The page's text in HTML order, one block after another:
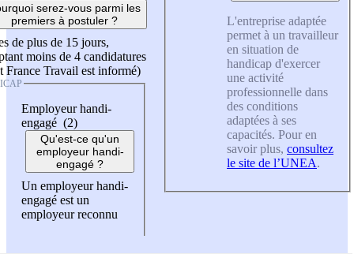
serez-vous parmi les
premiers à postuler ?
de plus de 15 jours,
moins de 4 candidatures
France Travail est informé)
Employeur handi-
engagé (2)
Qu'est-ce qu'un
employeur handi-
engagé ?
Un employeur handi-
engagé est un
employeur reconnu
L'entreprise adaptée
permet à un travailleur
en situation de
handicap d'exercer
une activité
professionnelle dans
des conditions
adaptées à ses
capacités. Pour en
savoir plus, consultez
le site de l’UNEA.